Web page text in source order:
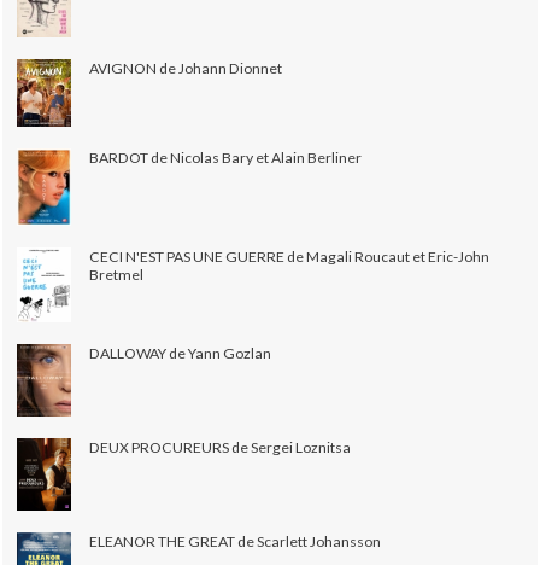
AVIGNON de Johann Dionnet
BARDOT de Nicolas Bary et Alain Berliner
CECI N'EST PAS UNE GUERRE de Magali Roucaut et Eric-John
Bretmel
DALLOWAY de Yann Gozlan
DEUX PROCUREURS de Sergei Loznitsa
ELEANOR THE GREAT de Scarlett Johansson